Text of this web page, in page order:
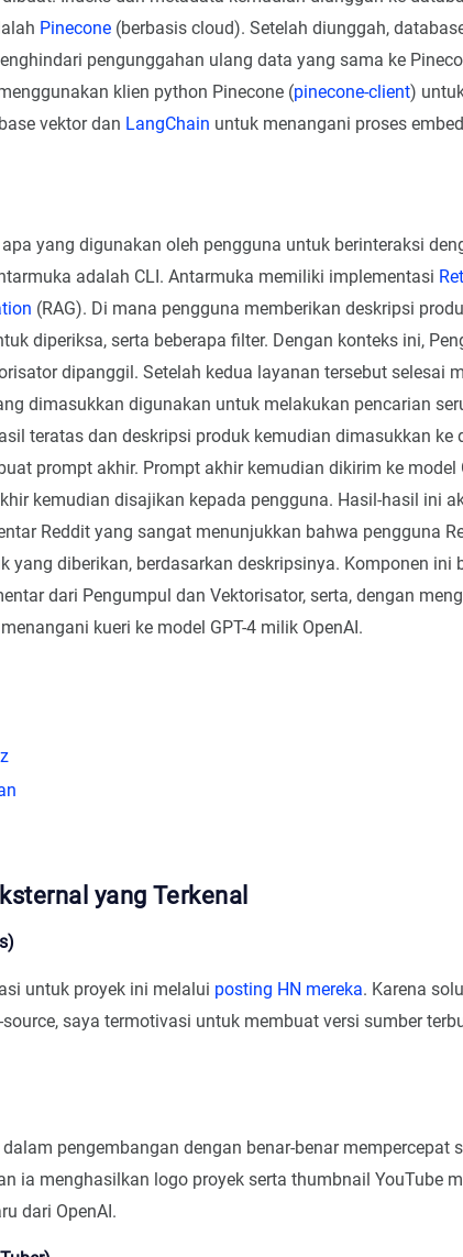
Pinecone (berbasis cloud). Setelah diunggah,
pengunggahan ulang data yang sama ke
klien python Pinecone (pinecone-client)
vektor dan LangChain untuk menangani proses
yang digunakan oleh pengguna untuk berinteraksi
adalah CLI. Antarmuka memiliki implementasi
(RAG). Di mana pengguna memberikan deskripsi
diperiksa, serta beberapa filter. Dengan konteks ini,
dipanggil. Setelah kedua layanan tersebut selesai
dimasukkan digunakan untuk melakukan pencarian
teratas dan deskripsi produk kemudian dimasukkan ke
prompt akhir. Prompt akhir kemudian dikirim ke model
kemudian disajikan kepada pengguna. Hasil-hasil ini
Reddit yang sangat menunjukkan bahwa pengguna
yang diberikan, berdasarkan deskripsinya. Komponen ini
dari Pengumpul dan Vektorisator, serta, dengan
kueri ke model GPT-4 milik OpenAI.
yang Terkenal
untuk proyek ini melalui posting HN mereka. Karena
saya termotivasi untuk membuat versi sumber
pengembangan dengan benar-benar mempercepat
ia menghasilkan logo proyek serta thumbnail YouTube
dari OpenAI.